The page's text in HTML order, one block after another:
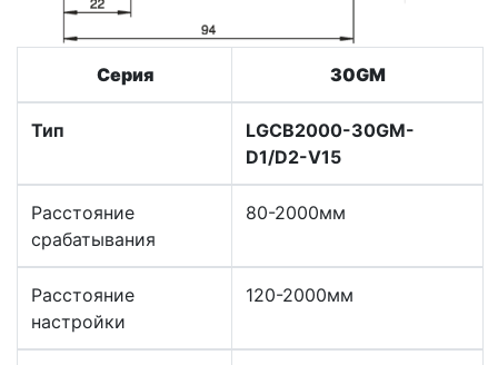
Серия 30GM
Тип
LGCB2000-30GM-
D1/D2-V15
Расстояние
срабатывания
80-2000мм
Расстояние
настройки
120-2000мм